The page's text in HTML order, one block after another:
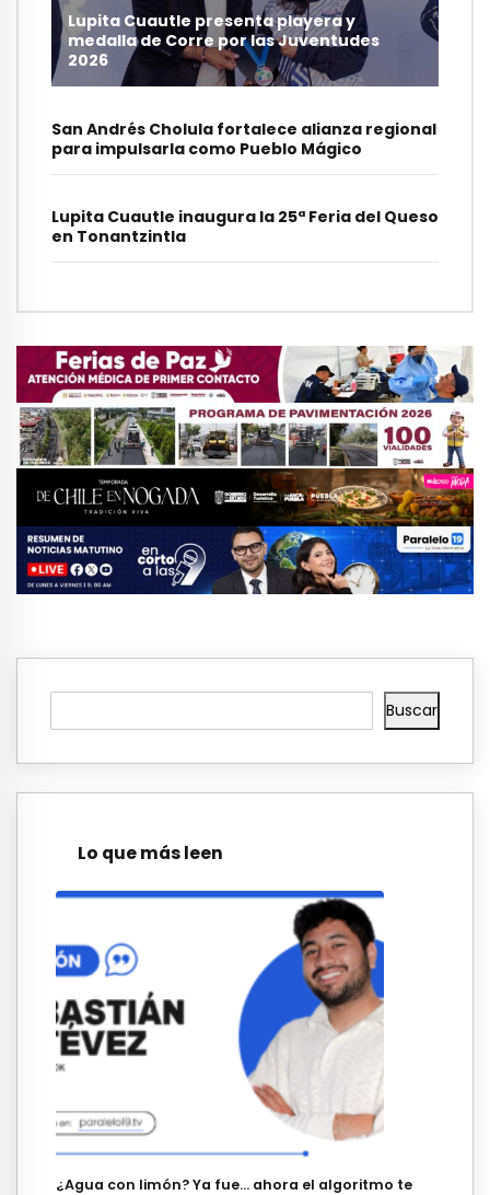
Lupita Cuautle presenta playera y
medalla de Corre por las Juventudes
2026
San Andrés Cholula fortalece alianza regional
para impulsarla como Pueblo Mágico
Lupita Cuautle inaugura la 25ª Feria del Queso
en Tonantzintla
Buscar
Lo que más leen
¿Agua con limón? Ya fue… ahora el algoritmo te